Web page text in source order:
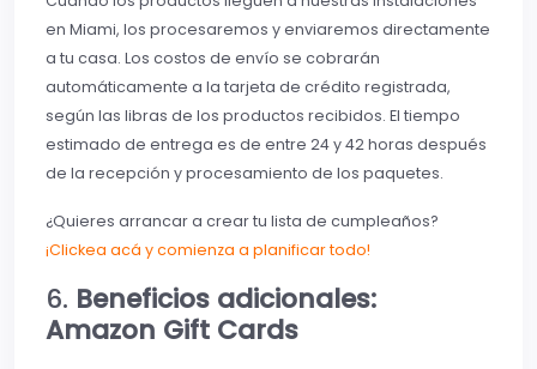
en Miami, los procesaremos y enviaremos directamente
a tu casa. Los costos de envío se cobrarán
automáticamente a la tarjeta de crédito registrada,
según las libras de los productos recibidos. El tiempo
estimado de entrega es de entre 24 y 42 horas después
de la recepción y procesamiento de los paquetes.
¿Quieres arrancar a crear tu lista de cumpleaños?
¡Clickea acá y comienza a planificar todo!
6. Beneficios adicionales:
Amazon Gift Cards